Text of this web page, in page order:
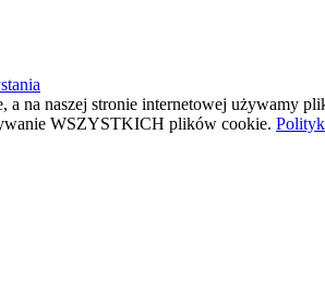
a na naszej stronie internetowej używamy
WSZYSTKICH plików cookie.